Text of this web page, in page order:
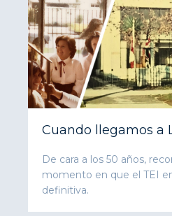
Cuando llegamos a
De cara a los 50 años,
momento en que el TEI
definitiva.